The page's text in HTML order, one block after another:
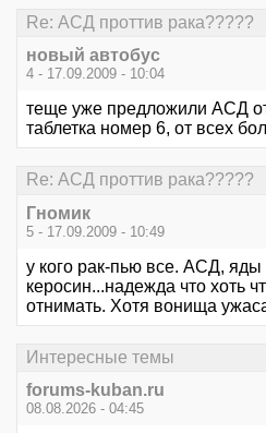
Re: АСД проттив рака?????
новый автобус
4 - 17.09.2009 - 10:04
теще уже предложили АСД
таблетка номер 6, от всех
Re: АСД проттив рака?????
Гномик
5 - 17.09.2009 - 10:49
у кого рак-пью все. АСД, яды
керосин...надежда что хоть
отнимать. Хотя вонища
Интересные темы
forums-kuban.ru
08.08.2026 - 04:45